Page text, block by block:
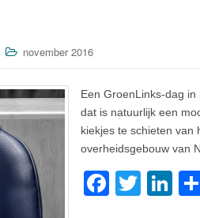
november 2016
Een GroenLinks-dag in
dat is natuurlijk een
kiekjes te schieten van
overheidsgebouw van
F
T
Li